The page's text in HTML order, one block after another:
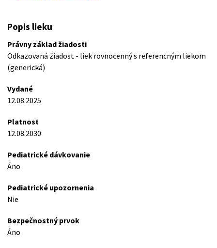
Popis lieku
Právny základ žiadosti
Odkazovaná žiadost - liek rovnocenný s referencným liekom
(generická)
Vydané
12.08.2025
Platnosť
12.08.2030
Pediatrické dávkovanie
Áno
Pediatrické upozornenia
Nie
Bezpečnostný prvok
Áno